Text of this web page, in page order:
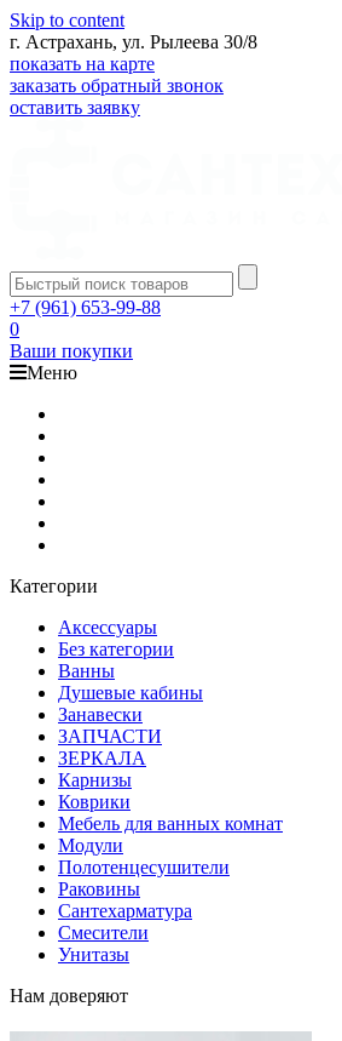
Skip to content
г. Астрахань, ул. Рылеева 30/8
показать на карте
заказать обратный звонок
оставить заявку
+7 (961) 653-99-88
0
Ваши покупки
Меню
Категории
Аксессуары
Без категории
Ванны
Душевые кабины
Занавески
ЗАПЧАСТИ
ЗЕРКАЛА
Карнизы
Коврики
Мебель для ванных комнат
Модули
Полотенцесушители
Раковины
Сантехарматура
Смесители
Унитазы
Нам доверяют